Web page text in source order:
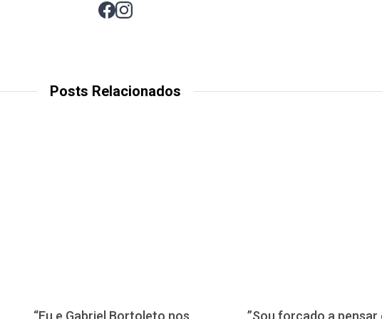
Posts Relacionados
“Eu e Gabriel Bortoleto nos ”Sou forçado a pensar